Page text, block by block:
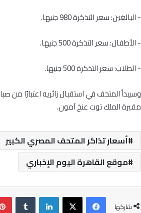
مقبرة الملك توت عنخ آمون.
أسعار تذاكر المتحف المصري الكبير
موقع القاهرة اليوم الإخباري
شاركها
فيسبوك لينكدإن